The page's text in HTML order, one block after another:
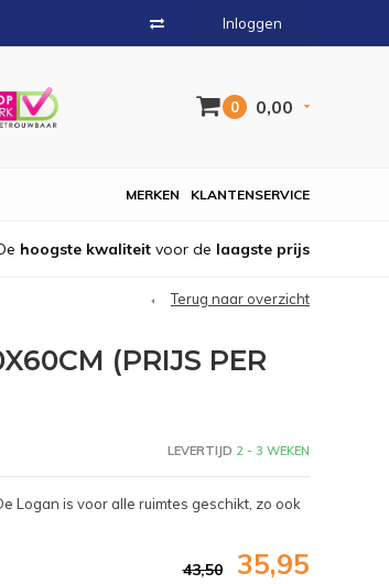
Inloggen
0 0,00
KLANTENSERVICE
MERKEN
hoogste kwaliteit voor de laagste prijs
Terug naar overzicht
(PRIJS PER
LEVERTIJD 2 - 3 WEKEN
Logan is voor alle ruimtes geschikt, zo ook
43,50 35,95